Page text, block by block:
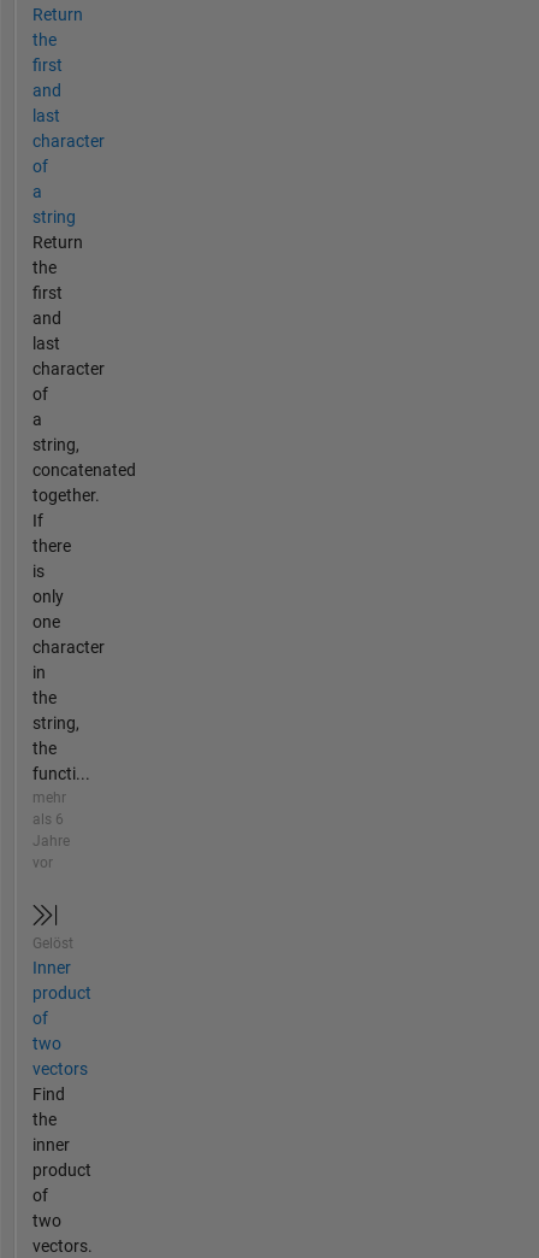
Return
the
first
and
last
character
of
a
string
Return
the
first
and
last
character
of
a
string,
concatenated
together.
If
there
is
only
one
character
in
the
string,
the
functi...
mehr
als 6
Jahre
vor
Gelöst
Inner
product
of
two
vectors
Find
the
inner
product
of
two
vectors.